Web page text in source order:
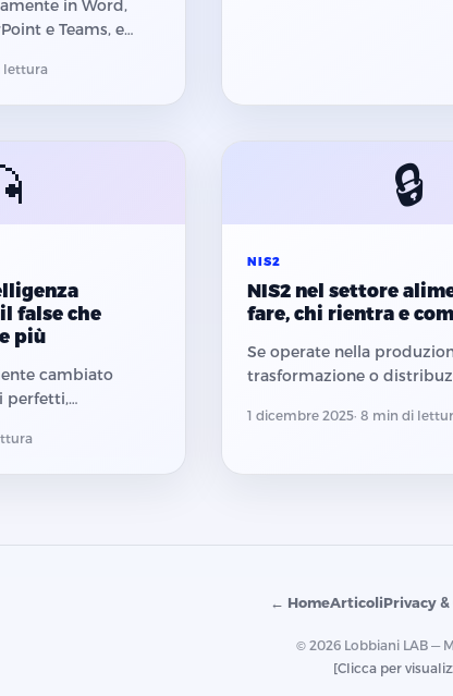
in Word,
e Teams, e
lettura
false che
più
cambiato
perfetti,
la tua
🔒
NIS2
NIS2 nel settore
fare, chi rientra e
Se operate nella
trasformazione o
vi riguardi. Scadenze,
1 dicembre 2025· 8 min di
← HomeArticoliPrivacy
© 2026 Lobbiani LAB —
[Clicca per